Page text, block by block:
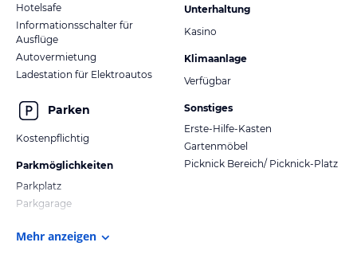
Hotelsafe
Informationsschalter für
Ausflüge
Autovermietung
Ladestation für Elektroautos
Parken
Kostenpflichtig
Parkmöglichkeiten
Parkplatz
Parkgarage
Unterhaltung
Kasino
Klimaanlage
Verfügbar
Sonstiges
Erste-Hilfe-Kasten
Gartenmöbel
Picknick Bereich/ Picknick-Platz
Mehr anzeigen